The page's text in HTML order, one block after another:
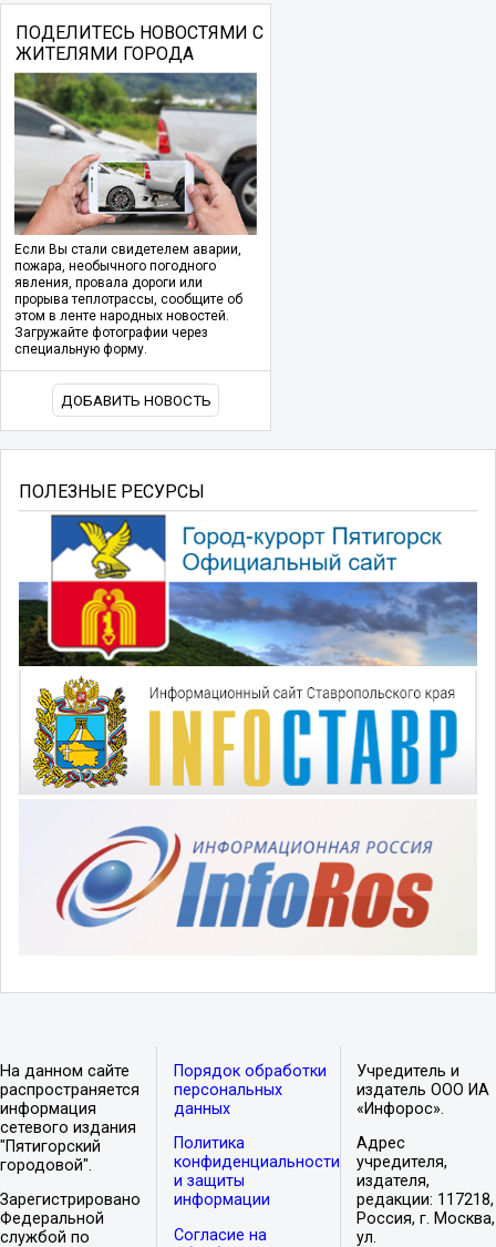
ПОДЕЛИТЕСЬ НОВОСТЯМИ С
ЖИТЕЛЯМИ ГОРОДА
Если Вы стали свидетелем аварии,
пожара, необычного погодного
явления, провала дороги или
прорыва теплотрассы, сообщите об
этом в ленте народных новостей.
Загружайте фотографии через
специальную форму.
ДОБАВИТЬ НОВОСТЬ
ПОЛЕЗНЫЕ РЕСУРСЫ
На данном сайте
распространяется
информация
сетевого издания
"Пятигорский
городовой".
Зарегистрировано
Федеральной
службой по
Порядок обработки
персональных
данных
Политика
конфиденциальности
и защиты
информации
Согласие на
Учредитель и
издатель ООО ИА
«Инфорос».
Адрес
учредителя,
издателя,
редакции: 117218,
Россия, г. Москва,
ул.